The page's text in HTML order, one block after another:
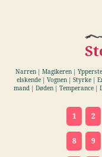
Narren | Magikeren |
elskende | Vognen | Styrke |
mand | Døden | Temperance |
1 2
8 9